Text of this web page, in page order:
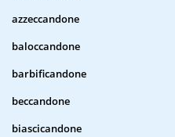
azzeccandone
baloccandone
barbificandone
beccandone
biascicandone